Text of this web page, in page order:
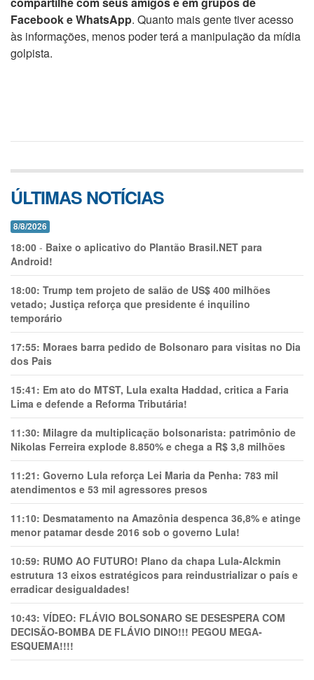
Facebook e WhatsApp. Quanto mais gente tiver acesso
às informações, menos poder terá a manipulação da mídia
golpista.
ÚLTIMAS NOTÍCIAS
8/8/2026
18:00 - Baixe o aplicativo do Plantão Brasil.NET para
Android!
18:00: Trump tem projeto de salão de US$ 400 milhões
vetado; Justiça reforça que presidente é inquilino
temporário
17:55: Moraes barra pedido de Bolsonaro para visitas no Dia
dos Pais
15:41: Em ato do MTST, Lula exalta Haddad, critica a Faria
Lima e defende a Reforma Tributária!
11:30: Milagre da multiplicação bolsonarista: patrimônio de
Nikolas Ferreira explode 8.850% e chega a R$ 3,8 milhões
11:21: Governo Lula reforça Lei Maria da Penha: 783 mil
atendimentos e 53 mil agressores presos
11:10: Desmatamento na Amazônia despenca 36,8% e atinge
menor patamar desde 2016 sob o governo Lula!
10:59: RUMO AO FUTURO! Plano da chapa Lula-Alckmin
estrutura 13 eixos estratégicos para reindustrializar o país e
erradicar desigualdades!
10:43: VÍDEO: FLÁVIO BOLSONARO SE DESESPERA COM
DECISÃO-BOMBA DE FLÁVIO DINO!!! PEGOU MEGA-
ESQUEMA!!!!